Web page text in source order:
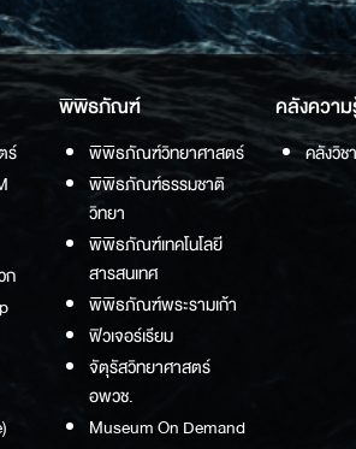
ร์
ก
พิพิธภัณฑ์
พิพิธภัณฑ์วิทยาศาสตร์
พิพิธภัณฑ์ธรรมชาติ
วิทยา
พิพิธภัณฑ์เทคโนโลยี
สารสนเทศ
พิพิธภัณฑ์พระรามเก้า
ฟิวเจอร์เรียม
จัตุรัสวิทยาศาสตร์
อพวช.
Museum On Demand
คลังความ
คลังวิช